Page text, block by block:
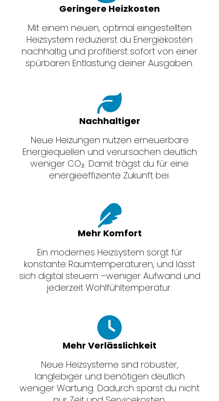
Geringere Heizkosten
Mit einem neuen, optimal eingestellten
Heizsystem reduzierst du Energiekosten
nachhaltig und profitierst sofort von einer
spürbaren Entlastung deiner Ausgaben.
Nachhaltiger
Neue Heizungen nutzen erneuerbare
Energiequellen und verursachen deutlich
weniger CO₂. Damit trägst du für eine
energieeffiziente Zukunft bei.
Mehr Komfort
Ein modernes Heizsystem sorgt für
konstante Raumtemperaturen, und lässt
sich digital steuern –weniger Aufwand und
jederzeit Wohlfühltemperatur.
Mehr Verlässlichkeit
Neue Heizsysteme sind robuster,
langlebiger und benötigen deutlich
weniger Wartung. Dadurch sparst du nicht